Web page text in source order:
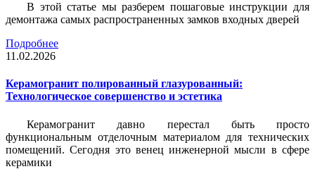
В этой статье мы разберем пошаговые инструкции для
демонтажа самых распространенных замков входных дверей
Подробнее
11.02.2026
Керамогранит полированный глазурованный:
Технологическое совершенство и эстетика
Керамогранит давно перестал быть просто
функциональным отделочным материалом для технических
помещений. Сегодня это венец инженерной мысли в сфере
керамики